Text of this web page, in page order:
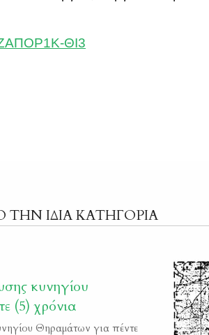
ΘΙ3
ΙΔΙΑ ΚΑΤΗΓΟΡΙΑ
κυνηγίου
(5) χρόνια
Θηραμάτων για πέντε